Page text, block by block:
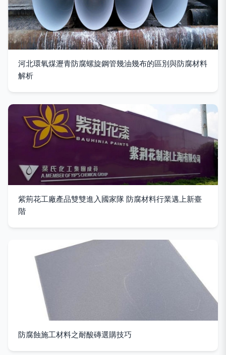
河北環氧煤瀝青防腐螺旋鋼管幾油幾布的區別與防腐材料
解析
紫荊花工廠產品雙雙進入國家隊 防腐材料行業邁上新臺
階
防腐蝕施工材料之耐酸磚選購技巧